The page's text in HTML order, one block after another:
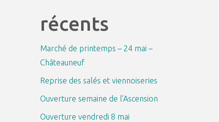
récents
Marché de printemps – 24 mai –
Châteauneuf
Reprise des salés et viennoiseries
Ouverture semaine de l’Ascension
Ouverture vendredi 8 mai